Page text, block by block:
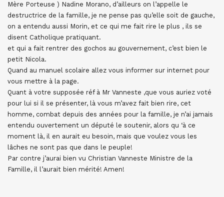
Mère Porteuse ) Nadine Morano, d’ailleurs on l’appelle le
destructrice de la famille, je ne pense pas qu’elle soit de gauche,
on a entendu aussi Morin, et ce qui me fait rire le plus , ils se
disent Catholique pratiquant.
et qui a fait rentrer des gochos au gouvernement, c’est bien le
petit Nicola.
Quand au manuel scolaire allez vous informer sur internet pour
vous mettre à la page.
Quant à votre supposée réf à Mr Vanneste ,que vous auriez voté
pour lui si il se présenter, là vous m’avez fait bien rire, cet
homme, combat depuis des années pour la famille, je n’ai jamais
entendu ouvertement un député le soutenir, alors qu ‘à ce
moment là, il en aurait eu besoin, mais que voulez vous les
lâches ne sont pas que dans le peuple!
Par contre j’aurai bien vu Christian Vanneste Ministre de la
Famille, il l’aurait bien mérité! Amen!